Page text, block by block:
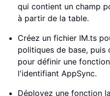
qui contient un champ
à partir de la table.
Créez un fichier IM.ts
politiques de base, puis
pour définir une
l'identifiant AppSync.
Déployez une fonction